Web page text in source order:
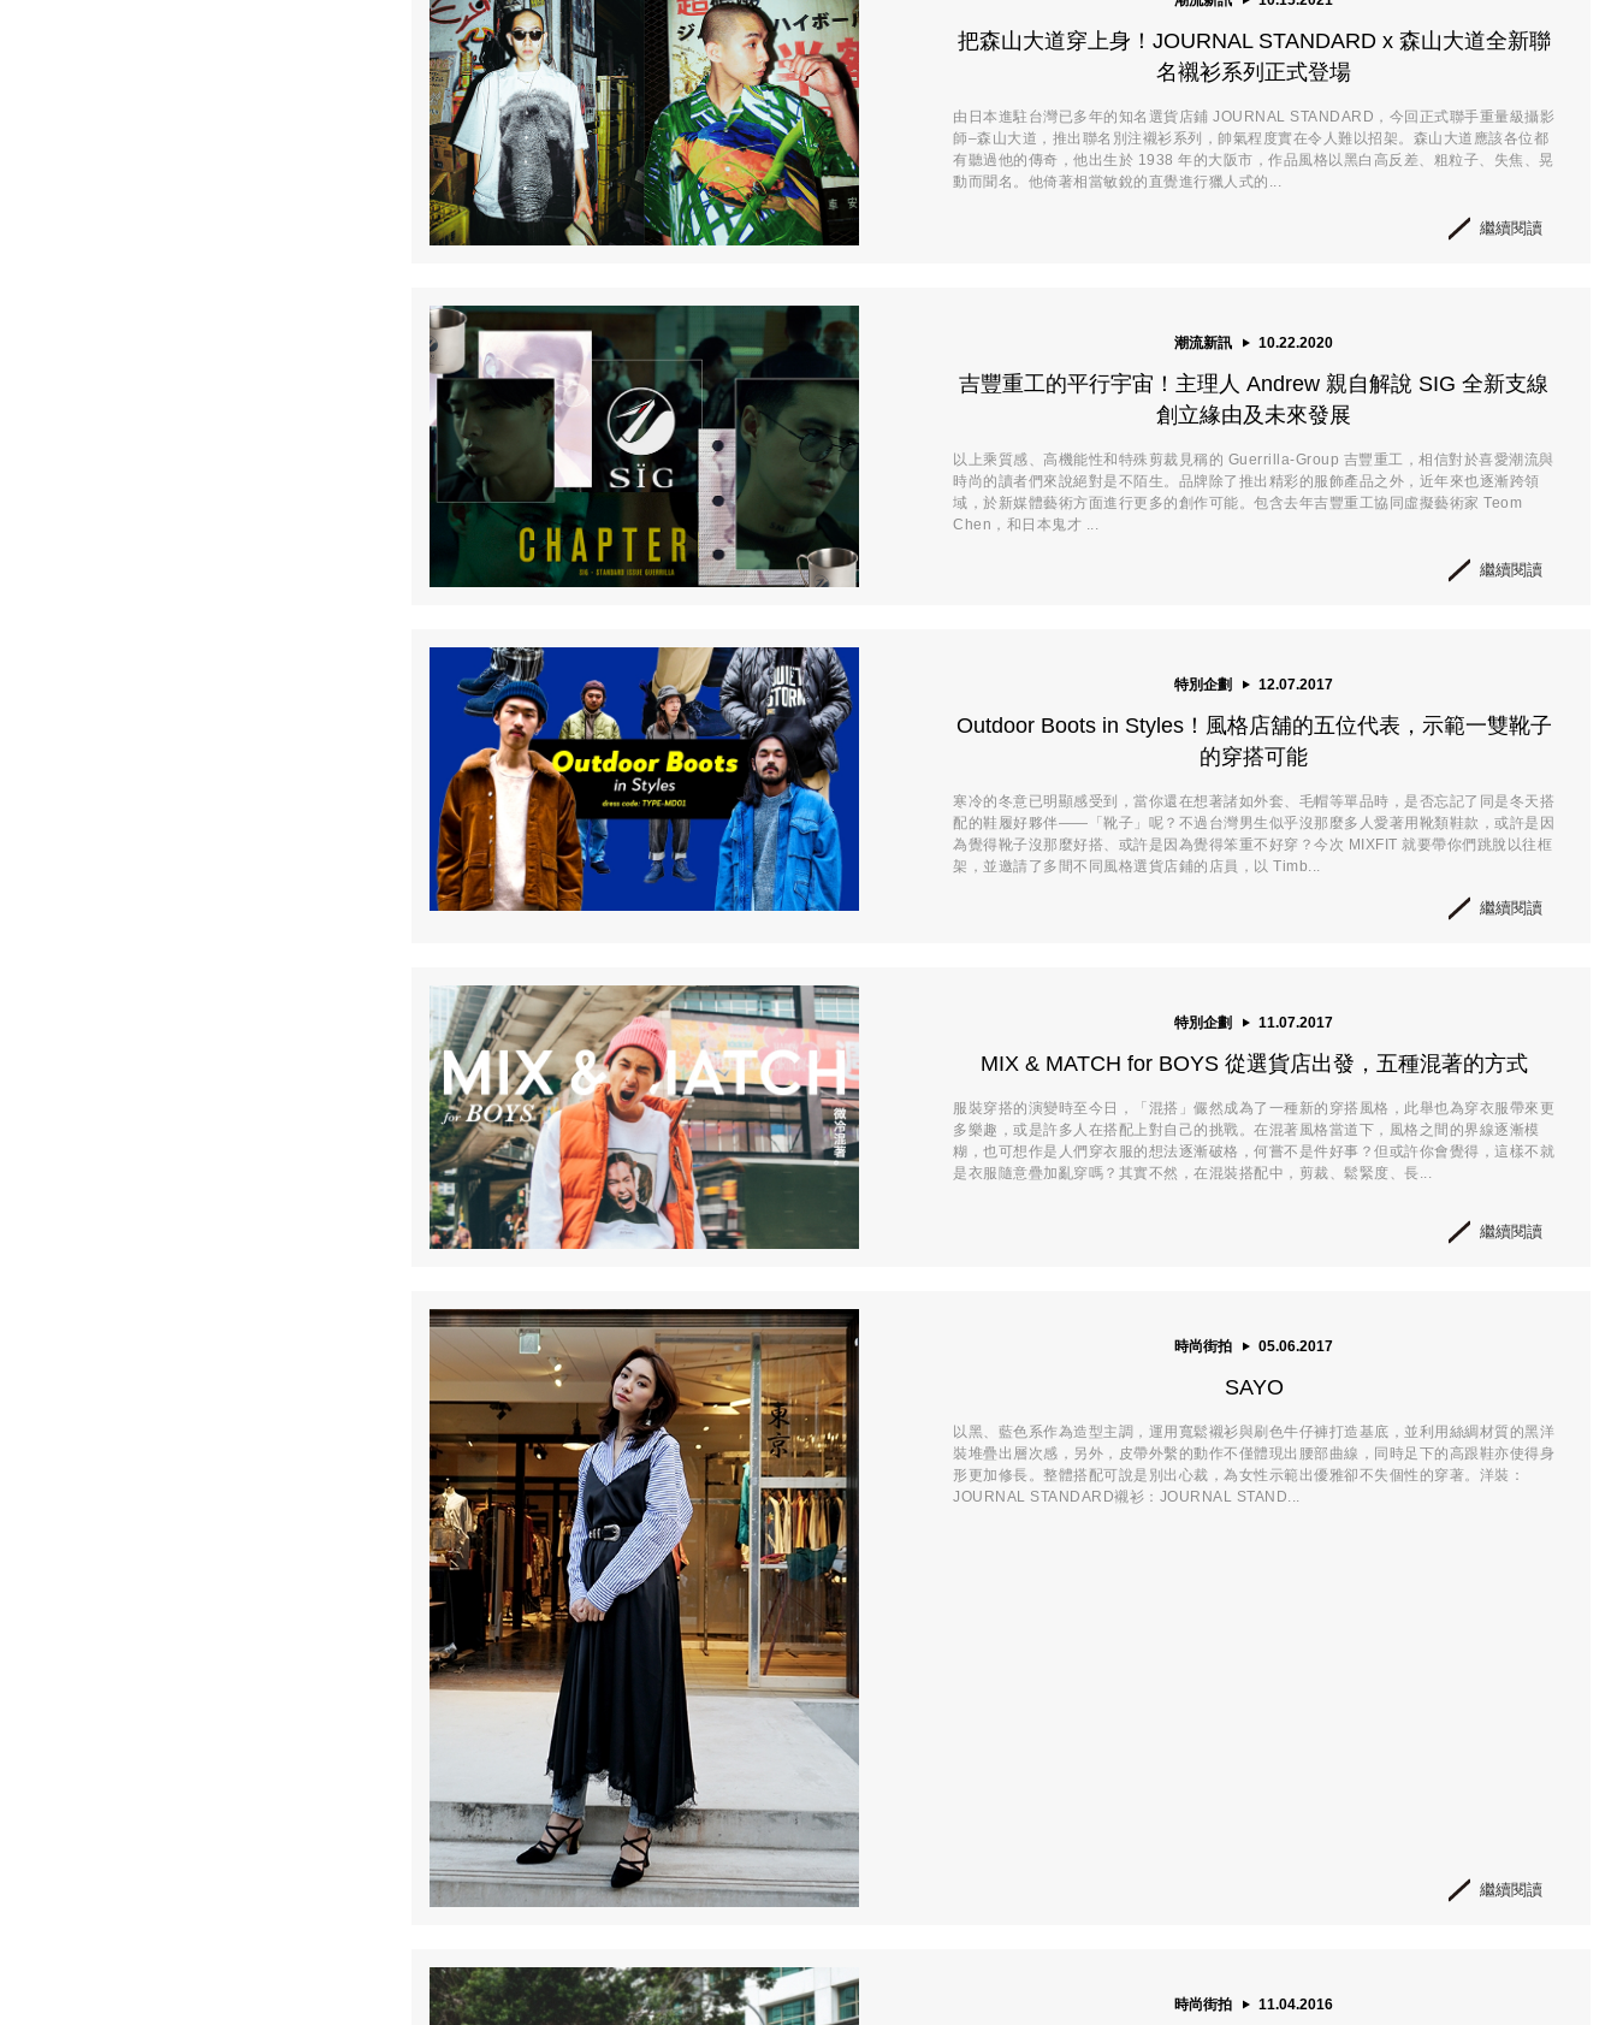
把森山大道穿上身！JOURNAL STANDARD x 森山大道全新聯
名襯衫系列正式登場
由日本進駐台灣已多年的知名選貨店鋪 JOURNAL STANDARD，今回正式聯手重量級攝影
師–森山大道，推出聯名別注襯衫系列，帥氣程度實在令人難以招架。森山大道應該各位都
有聽過他的傳奇，他出生於 1938 年的大阪市，作品風格以黑白高反差、粗粒子、失焦、晃
動而聞名。他倚著相當敏銳的直覺進行獵人式的...
繼續閱讀
潮流新訊 10.22.2020
吉豐重工的平行宇宙！主理人 Andrew 親自解說 SIG 全新支線
創立緣由及未來發展
以上乘質感、高機能性和特殊剪裁見稱的 Guerrilla-Group 吉豐重工，相信對於喜愛潮流與
時尚的讀者們來說絕對是不陌生。品牌除了推出精彩的服飾產品之外，近年來也逐漸跨領
域，於新媒體藝術方面進行更多的創作可能。包含去年吉豐重工協同虛擬藝術家 Teom
Chen，和日本鬼才 ...
繼續閱讀
特別企劃 12.07.2017
Outdoor Boots in Styles！風格店舖的五位代表，示範一雙靴子
的穿搭可能
寒冷的冬意已明顯感受到，當你還在想著諸如外套、毛帽等單品時，是否忘記了同是冬天搭
配的鞋履好夥伴——「靴子」呢？不過台灣男生似乎沒那麼多人愛著用靴類鞋款，或許是因
為覺得靴子沒那麼好搭、或許是因為覺得笨重不好穿？今次 MIXFIT 就要帶你們跳脫以往框
架，並邀請了多間不同風格選貨店鋪的店員，以 Timb...
繼續閱讀
特別企劃 11.07.2017
MIX & MATCH for BOYS 從選貨店出發，五種混著的方式
服裝穿搭的演變時至今日，「混搭」儼然成為了一種新的穿搭風格，此舉也為穿衣服帶來更
多樂趣，或是許多人在搭配上對自己的挑戰。在混著風格當道下，風格之間的界線逐漸模
糊，也可想作是人們穿衣服的想法逐漸破格，何嘗不是件好事？但或許你會覺得，這樣不就
是衣服隨意疊加亂穿嗎？其實不然，在混裝搭配中，剪裁、鬆緊度、長...
繼續閱讀
時尚街拍 05.06.2017
SAYO
以黑、藍色系作為造型主調，運用寬鬆襯衫與刷色牛仔褲打造基底，並利用絲綢材質的黑洋
裝堆疊出層次感，另外，皮帶外繫的動作不僅體現出腰部曲線，同時足下的高跟鞋亦使得身
形更加修長。整體搭配可說是別出心裁，為女性示範出優雅卻不失個性的穿著。洋裝：
JOURNAL STANDARD襯衫：JOURNAL STAND...
繼續閱讀
時尚街拍 11.04.2016